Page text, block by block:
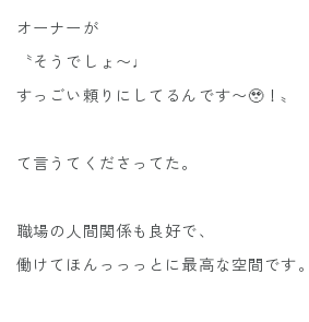
オーナーが
〝そうでしょ〜♩
すっごい頼りにしてるんです〜🥹！〟
て言うてくださってた。
職場の人間関係も良好で、
働けてほんっっっとに最高な空間です。